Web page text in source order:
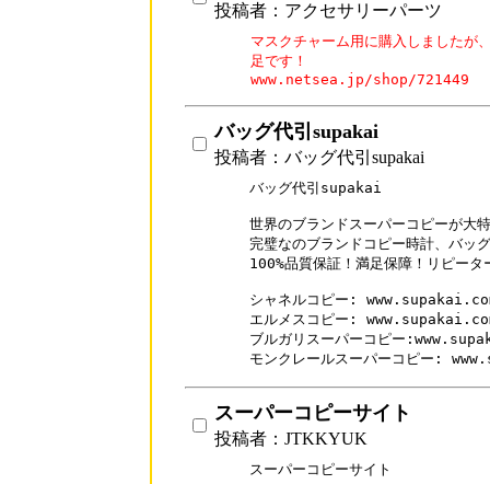
投稿者：アクセサリーパーツ
マスクチャーム用に購入しましたが
足です！
www.netsea.jp/shop/721449
バッグ代引supakai
投稿者：バッグ代引supakai
バッグ代引supakai
世界のブランドスーパーコピーが大
完璧なのブランドコピー時計、バッ
100%品質保証！満足保障！リピー
シャネルコピー:
エルメスコピー:
ブルガリスーパーコピー
スーパーコピーサイト
投稿者：JTKKYUK
スーパーコピーサイト